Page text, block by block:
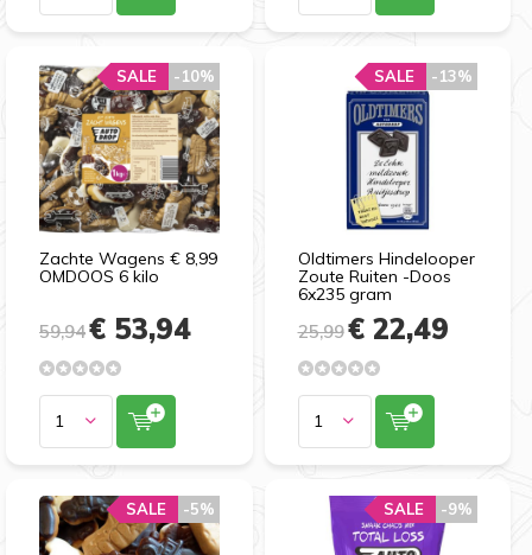
Zachte Wagens € 8,99
OMDOOS 6 kilo
59,94€ 53,94
-10%
SALE -10%
SALE
Oldtimers Hindelooper
Zoute Ruiten -Doos
6x235 gram
25,99€ 22,49
-13%
SALE -13%
SALE
-5%
SALE -5%
SALE -9%
SALE -9%
SALE